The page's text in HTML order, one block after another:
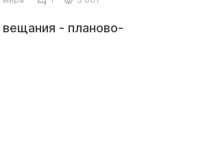
- планово-